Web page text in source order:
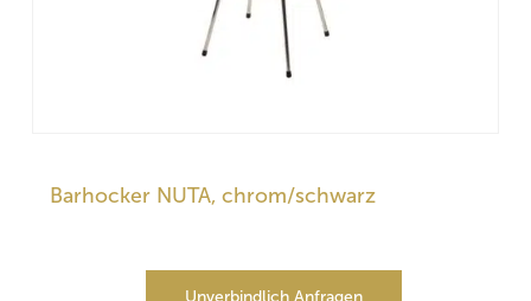
Barhocker NUTA, chrom/schwarz